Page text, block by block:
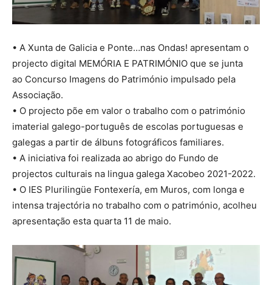
• A Xunta de Galicia e Ponte…nas Ondas! apresentam o
projecto digital MEMÓRIA E PATRIMÓNIO que se junta
ao Concurso Imagens do Património impulsado pela
Associação.
• O projecto põe em valor o trabalho com o património
imaterial galego-português de escolas portuguesas e
galegas a partir de álbuns fotográficos familiares.
• A iniciativa foi realizada ao abrigo do Fundo de
projectos culturais na lingua galega Xacobeo 2021-2022.
• O IES Plurilingüe Fontexería, em Muros, com longa e
intensa trajectória no trabalho com o património, acolheu
apresentação esta quarta 11 de maio.